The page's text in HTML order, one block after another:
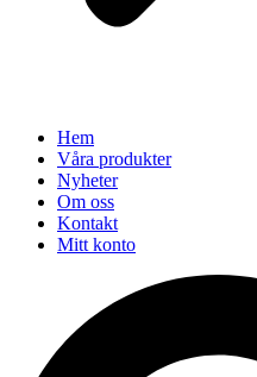
Hem
Våra produkter
Nyheter
Om oss
Kontakt
Mitt konto